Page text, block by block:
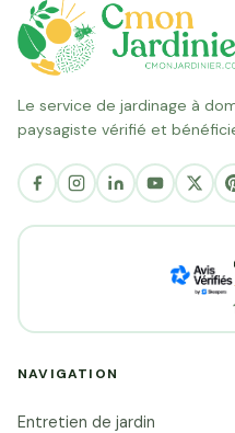
Le service de jardinage à
paysagiste vérifié et
NAVIGATION
Entretien de jardin